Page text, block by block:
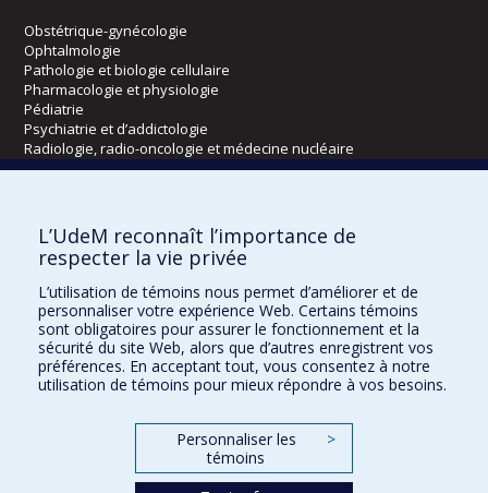
Obstétrique-gynécologie
Ophtalmologie
Pathologie et biologie cellulaire
Pharmacologie et physiologie
Pédiatrie
Psychiatrie et d’addictologie
Radiologie, radio-oncologie et médecine nucléaire
Kinésiologie et des sciences de l’activité physique
Orthophonie et audiologie
Réadaptation
Directions
DPC
CPASS
L’UdeM reconnaît l’importance de
respecter la vie privée
L’utilisation de témoins nous permet d’améliorer et de
personnaliser votre expérience Web. Certains témoins
sont obligatoires pour assurer le fonctionnement et la
sécurité du site Web, alors que d’autres enregistrent vos
préférences. En acceptant tout, vous consentez à notre
utilisation de témoins pour mieux répondre à vos besoins.
Personnaliser les
témoins
>